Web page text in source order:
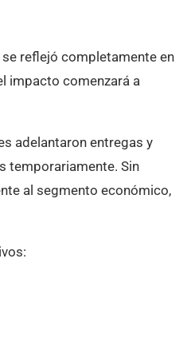
reflejó completamente en
impacto comenzará a
adelantaron entregas y
temporariamente. Sin
al segmento económico,